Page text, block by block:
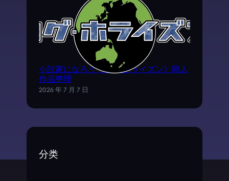
小説家になろう《ログ·ホライズン》同人
作品整理
2026 年 7 月 7 日
分类